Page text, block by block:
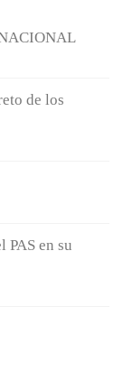
de los
PAS en su